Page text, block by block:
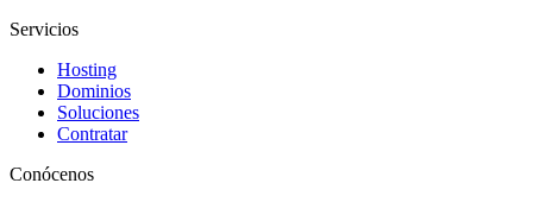
Servicios
Hosting
Dominios
Soluciones
Contratar
Conócenos